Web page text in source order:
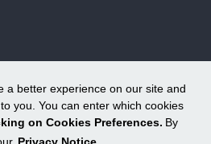
a better experience on our site and
you. You can enter which cookies
on Cookies Preferences. By